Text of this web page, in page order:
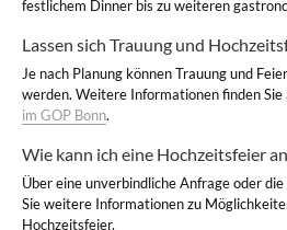
festlichem Dinner bis zu weiteren
Lassen sich Trauung und
Je nach Planung können Trauung und
werden. Weitere Informationen finden Sie
im GOP Bonn.
Wie kann ich eine Hochzeitsfeier
Über eine unverbindliche Anfrage oder
Sie weitere Informationen zu
Hochzeitsfeier.